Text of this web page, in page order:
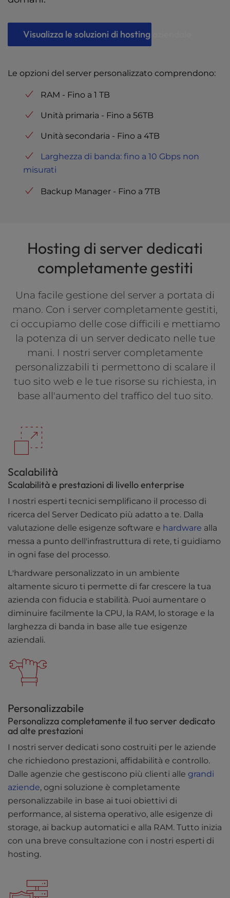
Visualizza le soluzioni di hosting aziendale
Le opzioni del server personalizzato comprendono:
RAM - Fino a 1 TB
Unità primaria - Fino a 56TB
Unità secondaria - Fino a 4TB
Larghezza di banda: fino a 10 Gbps non
misurati
Backup Manager - Fino a 7TB
Hosting di server dedicati
completamente gestiti
Una facile gestione del server a portata di
mano. Con i server completamente gestiti,
ci occupiamo delle cose difficili e mettiamo
la potenza di un server dedicato nelle tue
mani. I nostri server completamente
personalizzabili ti permettono di scalare il
tuo sito web e le tue risorse su richiesta, in
base all'aumento del traffico del tuo sito.
Scalabilità
Scalabilità e prestazioni di livello enterprise
I nostri esperti tecnici semplificano il processo di
ricerca del Server Dedicato più adatto a te. Dalla
valutazione delle esigenze software e hardware alla
messa a punto dell'infrastruttura di rete, ti guidiamo
in ogni fase del processo.
L'hardware personalizzato in un ambiente
altamente sicuro ti permette di far crescere la tua
azienda con fiducia e stabilità. Puoi aumentare o
diminuire facilmente la CPU, la RAM, lo storage e la
larghezza di banda in base alle tue esigenze
aziendali.
Personalizzabile
Personalizza completamente il tuo server dedicato
ad alte prestazioni
I nostri server dedicati sono costruiti per le aziende
che richiedono prestazioni, affidabilità e controllo.
Dalle agenzie che gestiscono più clienti alle grandi
aziende, ogni soluzione è completamente
personalizzabile in base ai tuoi obiettivi di
performance, al sistema operativo, alle esigenze di
storage, ai backup automatici e alla RAM. Tutto inizia
con una breve consultazione con i nostri esperti di
hosting.